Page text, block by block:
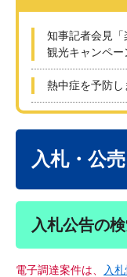
知事記者会見
観光キャンペ
熱中症を予防し
入札・公売
入札公告の
電子調達案件は、 入